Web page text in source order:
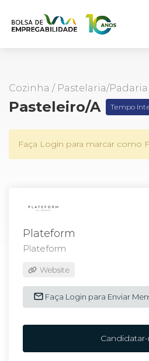
Cozinha / Pastelaria/Padaria
Pasteleiro/a Tempo
Faça Login para marcar como
Plateform
Plateform
Website
Faça Login para Enviar